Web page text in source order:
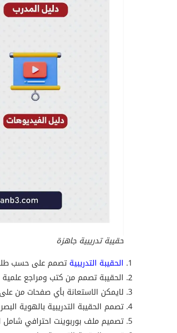
حقيبة تدريبية جاهزة
الحقيبة التدريبيةتصمم على حسب طلب
الحقيبة تصمم من كتب ومراجع
لايمكن الاستعانة بأي صفحات من على
تصمم الحقيبة التدريبية بالهوية
تصميم ملف بوربوينت احترافي شامل